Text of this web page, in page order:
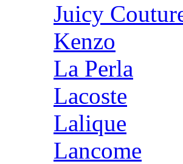
Juicy
Kenzo
La Perla
Lacoste
Lalique
Lancome